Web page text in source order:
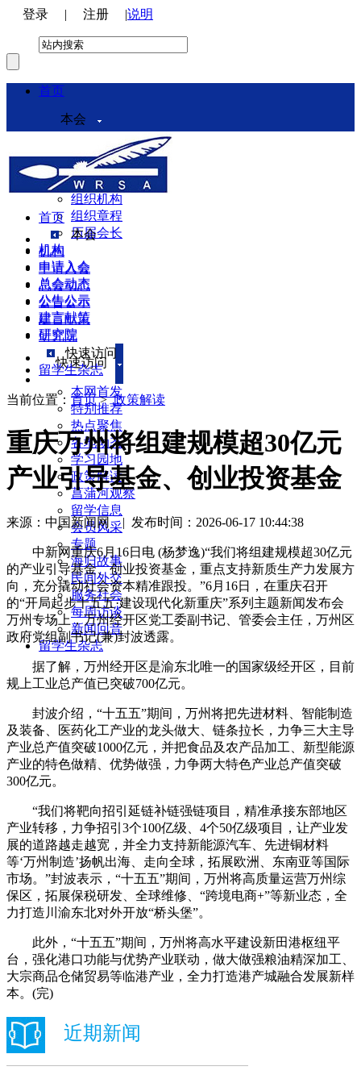
登录 | 注册 |说明
首页
本会
本会介绍
领导机构
理事会
组织机构
组织章程
历届会长
机构
申请入会
总会动态
公告公示
建言献策
研究院
快速访问
本网首发
特别推荐
热点聚焦
各地动态
学习园地
政策解读
菖蒲河观察
留学信息
会员风采
专题
海归故事
民间外交
服务社会
每周访谈
新闻回音
留学生杂志
首页
本会
机构
申请入会
总会动态
公告公示
建言献策
研究院
快速访问
留学生杂志
当前位置： 首页>政策解读
重庆万州将组建规模超30亿元
产业引导基金、创业投资基金
来源：中国新闻网 | 发布时间：2026-06-17 10:44:38
中新网重庆6月16日电 (杨梦逸)“我们将组建规模超30亿元
的产业引导基金、创业投资基金，重点支持新质生产力发展方
向，充分撬动社会资本精准跟投。”6月16日，在重庆召开
的“开局起步十五五·建设现代化新重庆”系列主题新闻发布会
万州专场上，万州经开区党工委副书记、管委会主任，万州区
政府党组副书记(兼)封波透露。
据了解，万州经开区是渝东北唯一的国家级经开区，目前
规上工业总产值已突破700亿元。
封波介绍，“十五五”期间，万州将把先进材料、智能制造
及装备、医药化工产业的龙头做大、链条拉长，力争三大主导
产业总产值突破1000亿元，并把食品及农产品加工、新型能源
产业的特色做精、优势做强，力争两大特色产业总产值突破
300亿元。
“我们将靶向招引延链补链强链项目，精准承接东部地区
产业转移，力争招引3个100亿级、4个50亿级项目，让产业发
展的道路越走越宽，并全力支持新能源汽车、先进铜材料
等‘万州制造’扬帆出海、走向全球，拓展欧洲、东南亚等国际
市场。”封波表示，“十五五”期间，万州将高质量运营万州综
保区，拓展保税研发、全球维修、“跨境电商+”等新业态，全
力打造川渝东北对外开放“桥头堡”。
此外，“十五五”期间，万州将高水平建设新田港枢纽平
台，强化港口功能与优势产业联动，做大做强粮油精深加工、
大宗商品仓储贸易等临港产业，全力打造港产城融合发展新样
本。(完)